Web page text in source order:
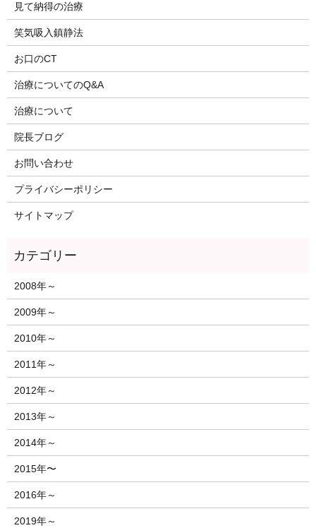
見て納得の治療
笑気吸入鎮静法
お口のCT
治療についてのQ&A
治療について
院長ブログ
お問い合わせ
プライバシーポリシー
サイトマップ
2008年～
2009年～
2010年～
2011年～
2012年～
2013年～
2014年～
2015年〜
2016年～
2019年～